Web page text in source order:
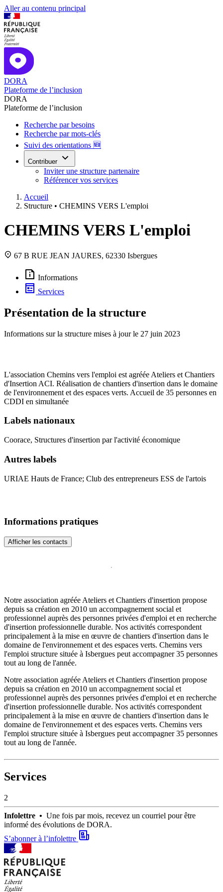
Aller au contenu principal
DORA
Plateforme de l’inclusion
DORA
Plateforme de l’inclusion
Recherche par besoins
Recherche par mots-clés
Suivi des orientations 🆕
Contribuer
Inviter une structure partenaire
Référencer vos services
Accueil
Structure • CHEMINS VERS L'emploi
CHEMINS VERS L'emploi
67 B RUE JEAN JAURES, 62330 Isbergues
Informations
Services
Présentation de la structure
Informations sur la structure mises à jour le 27 juin 2023
L'association Chemins vers l'emploi est agréée Ateliers et Chantiers
d'Insertion ACI. Réalisation de chantiers d'insertion dans le domaine
de l'environnement et des espaces verts. Accueil de 35 personnes en
CDDI en simultanée
Labels nationaux
Coorace, Structures d'insertion par l'activité économique
Autres labels
URIAE Hauts de France; Club des entrepreneurs ESS de l'artois
Notre association agréée Ateliers et Chantiers d'insertion propose
depuis sa création en 2010 un accompagnement social et
professionnel auprès des personnes privées d'emploi et en recherche
d'insertion professionnelle durable. Nos activités correspondent
principalement à la mise en œuvre de chantiers d'insertion dans le
domaine de l'environnement et des espaces verts. Chemins vers
l'emploi structure située à Isbergues peut accompagner 35 personnes
tout au long de l'année.
Notre association agréée Ateliers et Chantiers d'insertion propose
depuis sa création en 2010 un accompagnement social et
professionnel auprès des personnes privées d'emploi et en recherche
d'insertion professionnelle durable. Nos activités correspondent
principalement à la mise en œuvre de chantiers d'insertion dans le
domaine de l'environnement et des espaces verts. Chemins vers
l'emploi structure située à Isbergues peut accompagner 35 personnes
tout au long de l'année.
Informations pratiques
Afficher les contacts
Services
2
Infolettre • Une fois par mois, recevez un courriel pour être
informé des évolutions de DORA.
S’abonner à l’infolettre